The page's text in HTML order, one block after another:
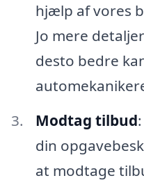
hjælp af vores
Jo mere
desto bedre
Modtag tilbud
din
at modtage